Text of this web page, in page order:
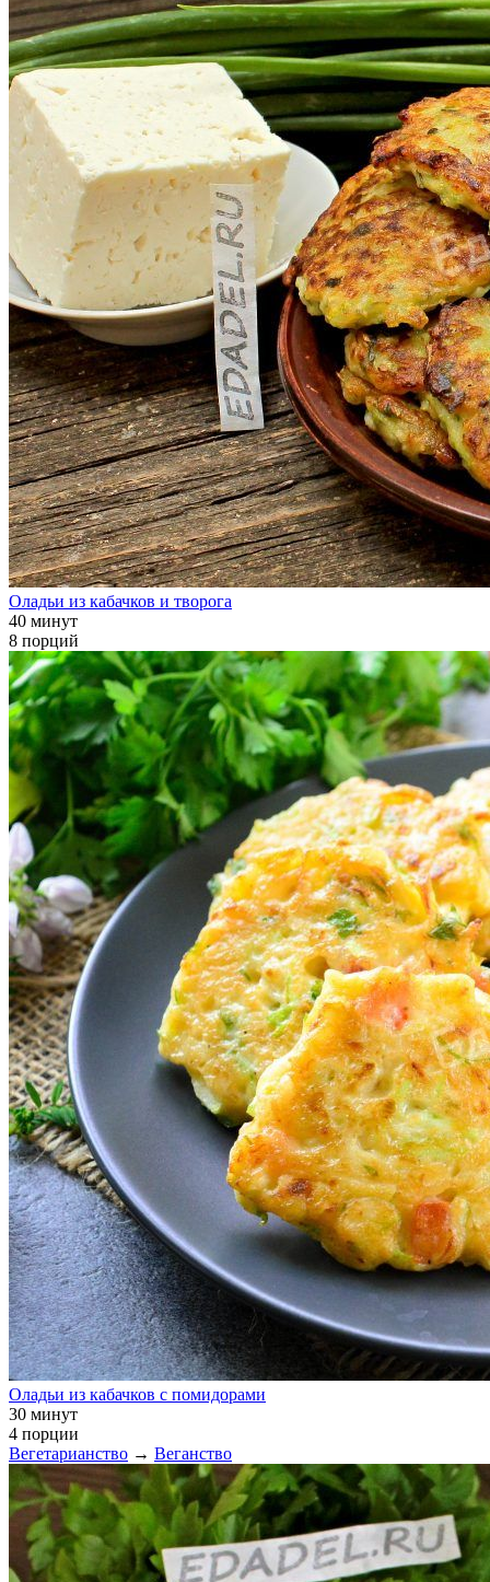
Оладьи из кабачков и творога
40 минут
8 порций
Оладьи из кабачков с помидорами
30 минут
4 порции
Вегетарианство → Веганство